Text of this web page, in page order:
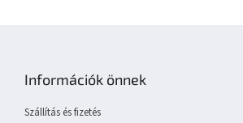
Információk önnek
Szállítás és fizetés